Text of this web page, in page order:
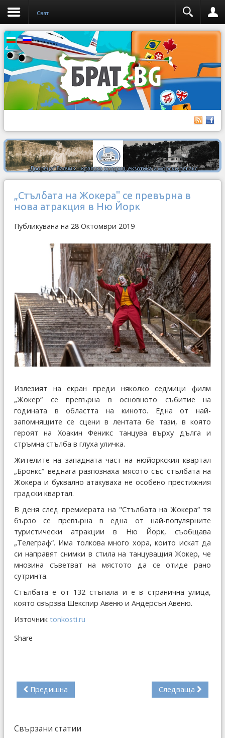
Свят
„Стълбата на Жокера" се превърна в
нова атракция в Ню Йорк
Публикувана на 28 Октомври 2019
Излезият на екран преди няколко седмици филм
„Жокер“ се превърна в основното събитие на
годината в областта на киното. Една от най-
запомнящите се сцени в лентата бе тази, в която
героят на Хоакин Феникс танцува върху дълга и
стръмна стълба в глуха уличка.
Жителите на западната част на нюйоркския квартал
„Бронкс“ веднага разпознаха мясото със стълбата на
Жокера и буквално атакуваха не особено престижния
градски квартал.
В деня след премиерата на "Стълбата на Жокера“ тя
бързо се превърна в една от най-популярните
туристически атракции в Ню Йорк, съобщава
„Телеграф“. Има толкова много хора, които искат да
си направят снимки в стила на танцуващия Жокер, че
мнозина съветват на мястото да се отиде рано
сутринта.
Стълбата е от 132 стъпала и е в странична улица,
която свързва Шекспир Авеню и Андерсън Авеню.
Източник tonkosti.ru
Share
Предишна Следваща
Свързани статии